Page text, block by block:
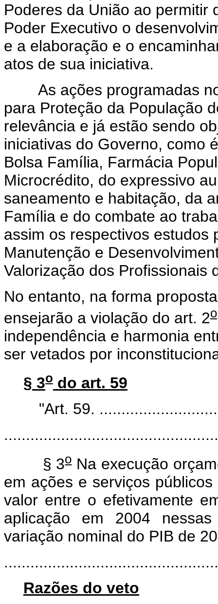
Poderes da União ao permitir
Poder Executivo o
e a elaboração e o
atos de sua iniciativa.
As ações programadas no
para Proteção da População
relevância e já estão sendo
iniciativas do Governo, como
Bolsa Família, Farmácia
Microcrédito, do expressivo
saneamento e habitação, da
Família e do combate ao
assim os respectivos estudos
Manutenção e
Valorização dos Profissionais
No entanto, na forma
ensejarão a violação do art. 2o
independência e harmonia
ser vetados por
§ 3o do art. 59
"Art. 59.
§ 3oNa execução
em ações e serviços
valor entre o efetivamente
aplicação em 2004
variação nominal do PIB de
Razões do veto